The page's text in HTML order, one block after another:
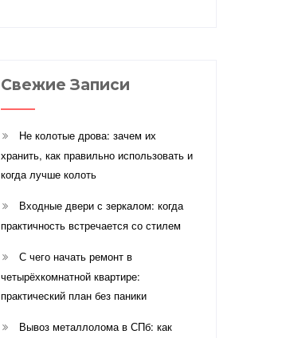
Свежие Записи
Не колотые дрова: зачем их
хранить, как правильно использовать и
когда лучше колоть
Входные двери с зеркалом: когда
практичность встречается со стилем
С чего начать ремонт в
четырёхкомнатной квартире:
практический план без паники
Вывоз металлолома в СПб: как